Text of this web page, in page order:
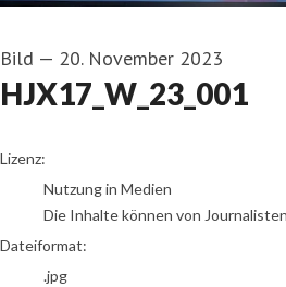
Bild — 20. November 2023
HJX17_W_23_001
go to media item
Lizenz:
Nutzung in Medien
Die Inhalte können von
Dateiformat:
.jpg